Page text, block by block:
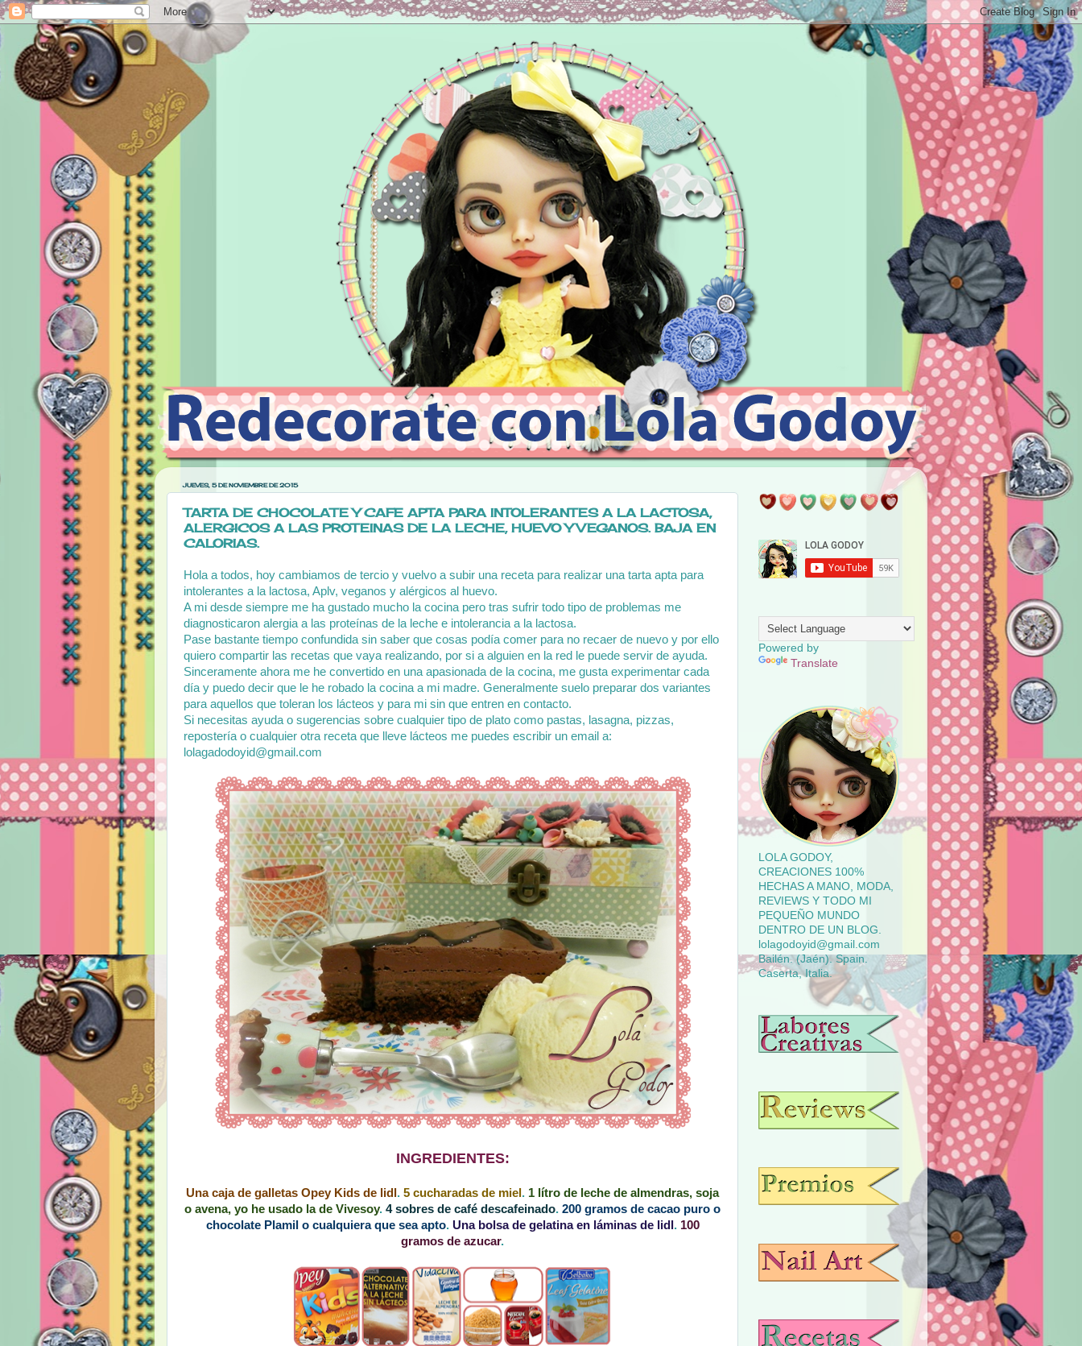
JUEVES, 5 DE NOVIEMBRE DE 2015
TARTA DE CHOCOLATE Y CAFE APTA PARA INTOLERANTES A LA LACTOSA,
ALERGICOS A LAS PROTEINAS DE LA LECHE, HUEVO Y VEGANOS. BAJA EN
CALORIAS.
Hola a todos, hoy cambiamos de tercio y vuelvo a subir una receta para realizar una tarta apta para
intolerantes a la lactosa, Aplv, veganos y alérgicos al huevo.
A mi desde siempre me ha gustado mucho la cocina pero tras sufrir todo tipo de problemas me
diagnosticaron alergia a las proteínas de la leche e intolerancia a la lactosa.
Pase bastante tiempo confundida sin saber que cosas podía comer para no recaer de nuevo y por ello
quiero compartir las recetas que vaya realizando, por si a alguien en la red le puede servir de ayuda.
Sinceramente ahora me he convertido en una apasionada de la cocina, me gusta experimentar cada
día y puedo decir que le he robado la cocina a mi madre. Generalmente suelo preparar dos variantes
para aquellos que toleran los lácteos y para mi sin que entren en contacto.
Si necesitas ayuda o sugerencias sobre cualquier tipo de plato como pastas, lasagna, pizzas,
repostería o cualquier otra receta que lleve lácteos me puedes escribir un email a:
lolagadodoyid@gmail.com
INGREDIENTES:
Una caja de galletas Opey Kids de lidl . 5 cucharadas de miel . 1 lítro de leche de almendras, soja
o avena, yo he usado la de Vivesoy. 4 sobres de café descafeinado. 200 gramos de cacao puro o
chocolate Plamil o cualquiera que sea apto. Una bolsa de gelatina en láminas de lidl . 100
gramos de azucar.
Powered by
Translate
LOLA GODOY,
CREACIONES 100%
HECHAS A MANO, MODA,
REVIEWS Y TODO MI
PEQUEÑO MUNDO
DENTRO DE UN BLOG.
lolagodoyid@gmail.com
Bailén. (Jaén). Spain.
Caserta, Italia.
LABORES CREATIVAS